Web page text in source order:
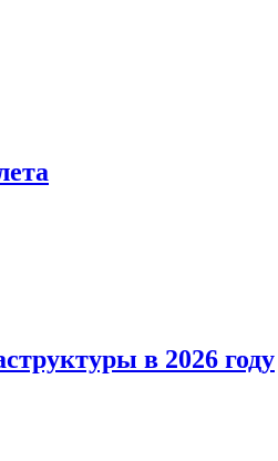
в 2026 году